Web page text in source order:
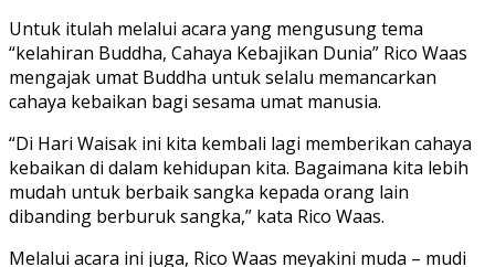
Untuk itulah melalui acara yang mengusung tema
“kelahiran Buddha, Cahaya Kebajikan Dunia” Rico Waas
mengajak umat Buddha untuk selalu memancarkan
cahaya kebaikan bagi sesama umat manusia.
“Di Hari Waisak ini kita kembali lagi memberikan cahaya
kebaikan di dalam kehidupan kita. Bagaimana kita lebih
mudah untuk berbaik sangka kepada orang lain
dibanding berburuk sangka,” kata Rico Waas.
Melalui acara ini juga, Rico Waas meyakini muda – mudi